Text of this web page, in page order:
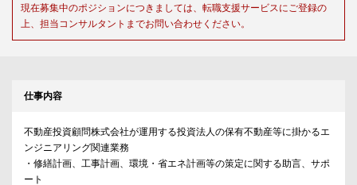
現在募集中のポジションにつきましては、転職支援サービスにご登録の
上、担当コンサルタントまでお問い合わせください。
仕事内容
不動産投資顧問株式会社が運用する投資法人の保有不動産等に掛かるエ
ンジニアリング関連業務
・修繕計画、工事計画、環境・省エネ計画等の策定に関する助言、サポ
ート